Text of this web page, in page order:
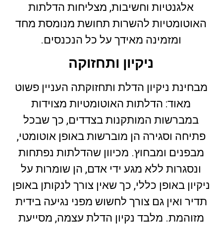
אלגנטיות וחשיבות, מצליחות הדלתות
האוטומטיות להשרות תחושת מנומסת מחד
ומזמינה מאידך על כל הנכנסים.
ניקיון ותחזוקה
מבחינת ניקיון הדלת ותחזוקתה העניין פשוט
מאוד: הדלתות האוטומטיות מצוידות
במברשות המותקנות בצדדים, כך שבכל
פתיחה וסגירה הן מוברשות באופן אוטומטי,
מבפנים ומבחוץ. מכיוון שהדלתות נפתחות
ונסגרות ללא מגע ידי אדם, הן שומרות על
ניקיון באופן כללי, כך שאין צורך לנקותן באופן
תדיר ואין גם צורך לחשוש מפני נגיעה בידית
מזוהמת. מלבד נקיון הדלת עצמה, מסייעת